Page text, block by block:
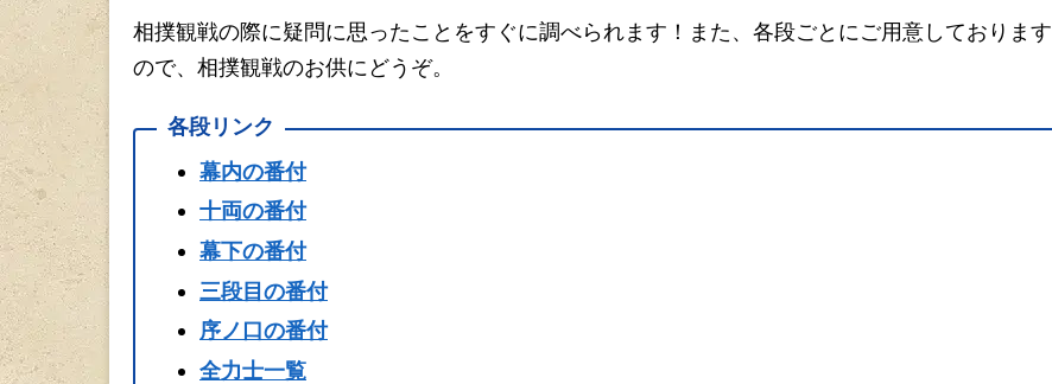
相撲観戦の際に疑問に思ったことをすぐに調べられます！また、各段ごとにご用意しております
ので、相撲観戦のお供にどうぞ。
各段リンク
幕内の番付
十両の番付
幕下の番付
三段目の番付
序ノ口の番付
全力士一覧